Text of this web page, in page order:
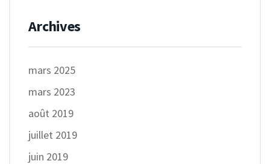
Archives
mars 2025
mars 2023
août 2019
juillet 2019
juin 2019